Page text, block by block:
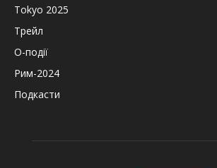
Tokyo 2025
Трейл
О-події
Рим-2024
Подкасти